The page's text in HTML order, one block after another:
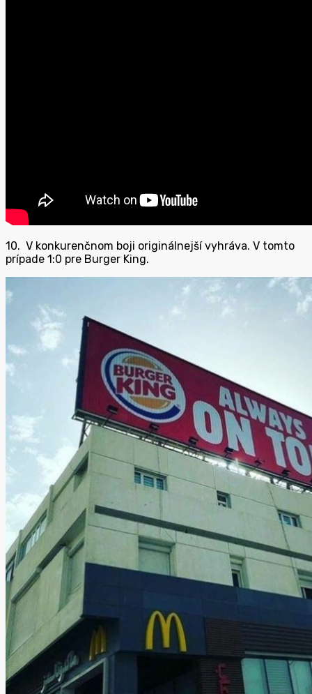
10. V konkurenčnom boji originálnejší vyhráva. V tomto
prípade 1:0 pre Burger King.